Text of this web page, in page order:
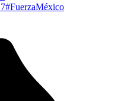
#FuerzaMéxico